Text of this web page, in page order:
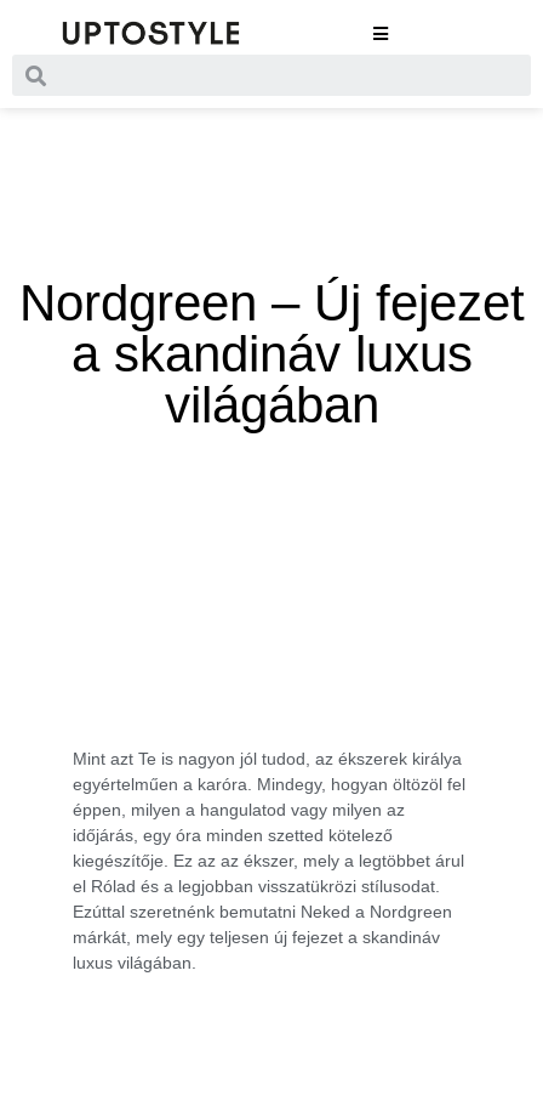
Nordgreen – Új fejezet
a skandináv luxus
világában
Mint azt Te is nagyon jól tudod, az ékszerek királya
egyértelműen a karóra. Mindegy, hogyan öltözöl fel
éppen, milyen a hangulatod vagy milyen az
időjárás, egy óra minden szetted kötelező
kiegészítője. Ez az az ékszer, mely a legtöbbet árul
el Rólad és a legjobban visszatükrözi stílusodat.
Ezúttal szeretnénk bemutatni Neked a Nordgreen
márkát, mely egy teljesen új fejezet a skandináv
luxus világában.